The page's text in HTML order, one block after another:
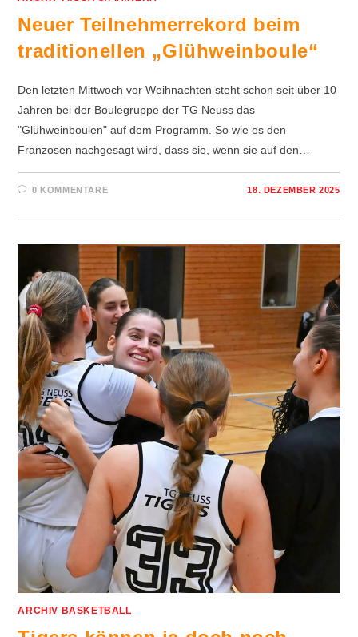
Neuer Teilnehmerrekord beim
traditionellen „Glühweinboule“
Den letzten Mittwoch vor Weihnachten steht schon seit über 10
Jahren bei der Boulegruppe der TG Neuss das
"Glühweinboulen" auf dem Programm. So wie es den
Franzosen nachgesagt wird, dass sie, wenn sie auf den…
0 KOMMENTARE 18. DEZEMBER 2025
ARCHIV BASKETBALL